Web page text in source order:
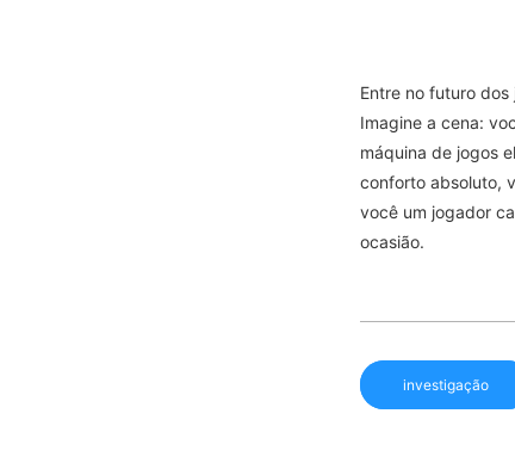
Entre no futuro
Imagine a cena:
máquina de jogos
conforto absoluto,
você um jogador
ocasião.
investigação